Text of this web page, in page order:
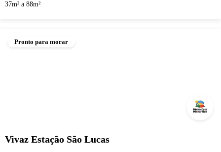
37m² a 88m²
Pronto para morar
Vivaz Estação São Lucas